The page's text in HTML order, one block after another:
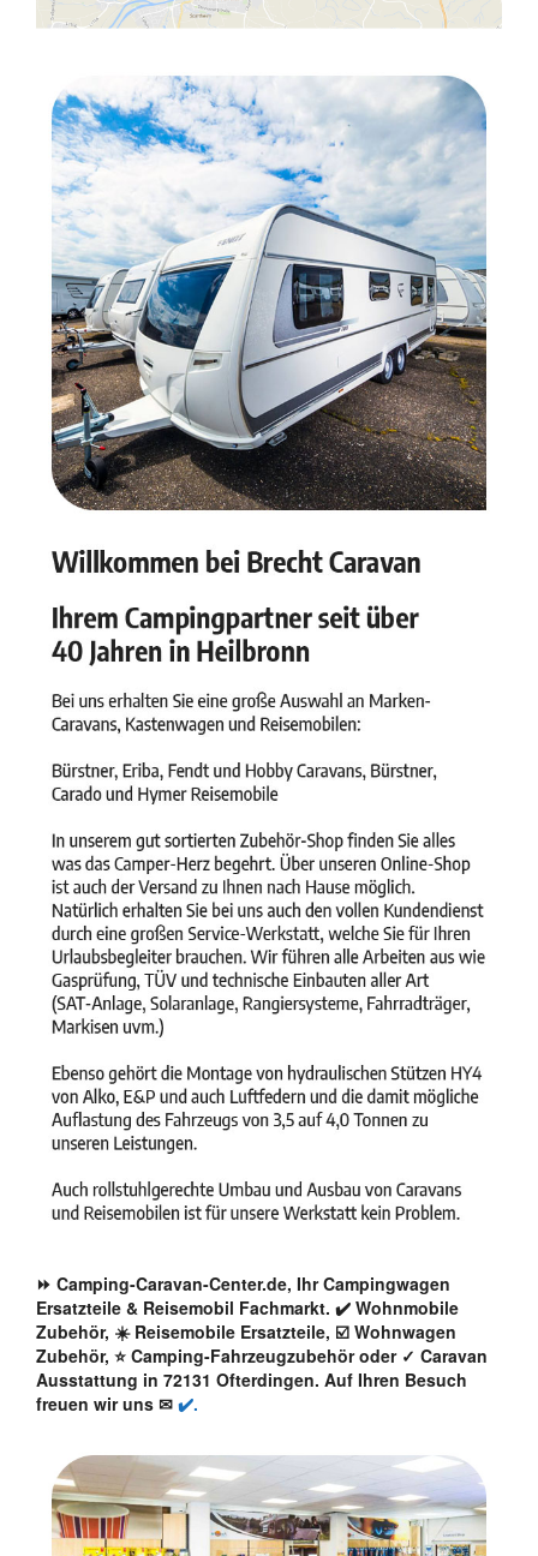
⏩ Camping-Caravan-Center.de, Ihr Campingwagen
Ersatzteile & Reisemobil Fachmarkt. ✔️ Wohnmobile
Zubehör, ☀️ Reisemobile Ersatzteile, ☑️ Wohnwagen
Zubehör, ⭐ Camping-Fahrzeugzubehör oder ✓ Caravan
Ausstattung in 72131 Ofterdingen. Auf Ihren Besuch
freuen wir uns ✉ ✔️.